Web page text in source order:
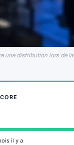
une distribution lors de
il y a